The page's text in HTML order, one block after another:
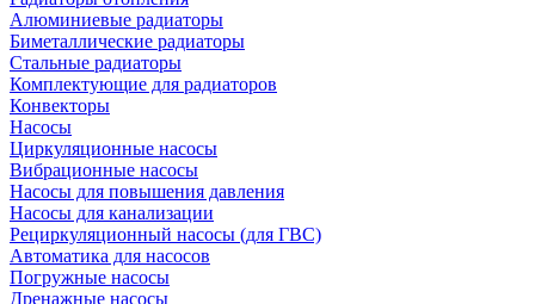
Алюминиевые радиаторы
Биметаллические радиаторы
Стальные радиаторы
Комплектующие для радиаторов
Конвекторы
Насосы
Циркуляционные насосы
Вибрационные насосы
Насосы для повышения давления
Насосы для канализации
Рециркуляционный насосы (для ГВС)
Автоматика для насосов
Погружные насосы
Дренажные насосы